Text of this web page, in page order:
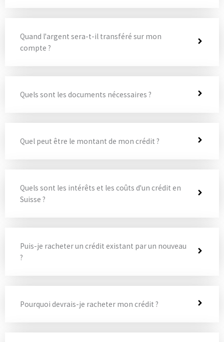
Quand l'argent sera-t-il transféré sur mon
compte ?
Quels sont les documents nécessaires ?
Quel peut être le montant de mon crédit ?
Quels sont les intérêts et les coûts d'un crédit en
Suisse ?
Puis-je racheter un crédit existant par un nouveau
?
Pourquoi devrais-je racheter mon crédit ?